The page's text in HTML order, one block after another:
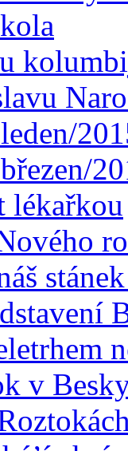
lékařkou
v